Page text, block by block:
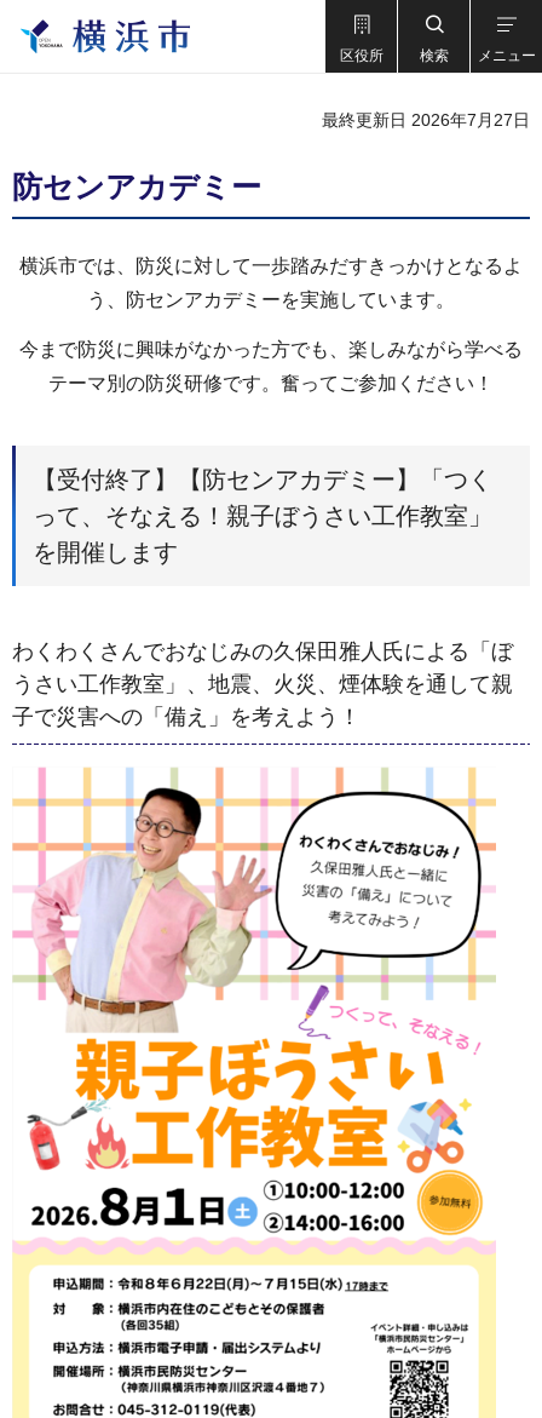
区役所 検索 メニュー
最終更新日 2026年7月27日
防センアカデミー
横浜市では、防災に対して一歩踏みだすきっかけとなるよ
う、防センアカデミーを実施しています。
今まで防災に興味がなかった方でも、楽しみながら学べる
テーマ別の防災研修です。奮ってご参加ください！
【受付終了】【防センアカデミー】「つく
って、そなえる！親子ぼうさい工作教室」
を開催します
わくわくさんでおなじみの久保田雅人氏による「ぼ
うさい工作教室」、地震、火災、煙体験を通して親
子で災害への「備え」を考えよう！